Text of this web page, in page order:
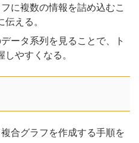
に複数の情報を詰め込むこ
える。
ータ系列を見ることで、ト
やすくなる。
合グラフを作成する手順を